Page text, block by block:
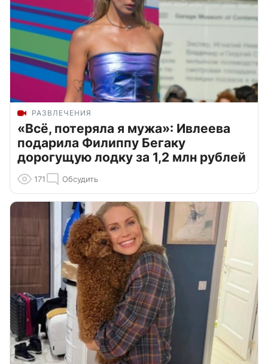
РАЗВЛЕЧЕНИЯ
«Всё, потеряла я мужа»: Ивлеева
подарила Филиппу Бегаку
дорогущую лодку за 1,2 млн рублей
171 Обсудить